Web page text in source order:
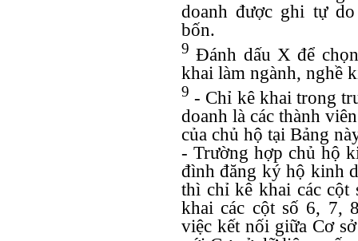
doanh được ghi tự
bốn.
9 Đánh dấu X để
khai làm ngành, nghề
9 - Chỉ kê khai trong
doanh là các thành
của chủ hộ tại Bảng
- Trường hợp chủ hộ
đình đăng ký hộ kinh
thì chỉ kê khai các
khai các cột số 6, 7,
việc kết nối giữa Cơ